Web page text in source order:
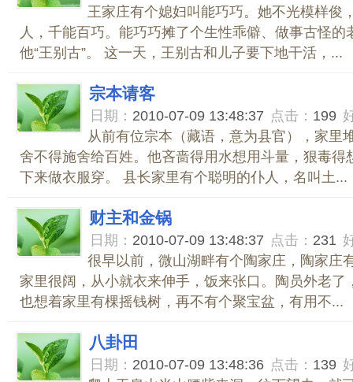
王家庄有个媳妇叫能巧巧。她不光模样俊
人，千能百巧。能巧巧摊了个生性乖僻、做事古怪的
他“王别古”。 这一天，王别古和儿子要下地干活，...
宗本请客
日期： 2010-07-09 13:48:37 点击： 199
从前有位宗本（藏语，意为县官），家里
舍不得施舍给百姓。他吝啬得用水想用斗量，狠毒得
下来做衣服穿。 县长家里有个聪明的仆人，名叫土...
财主和金锅
日期： 2010-07-09 13:48:37 点击： 231
很早以前，微山湖畔有个陶家庄，陶家庄
家里很阔，从小就衣来伸手，饭来张口。陶员外老了
也想着家里有棵摇钱树，再不有个聚宝盆，有用不...
八卦田
日期： 2010-07-09 13:48:36 点击： 139